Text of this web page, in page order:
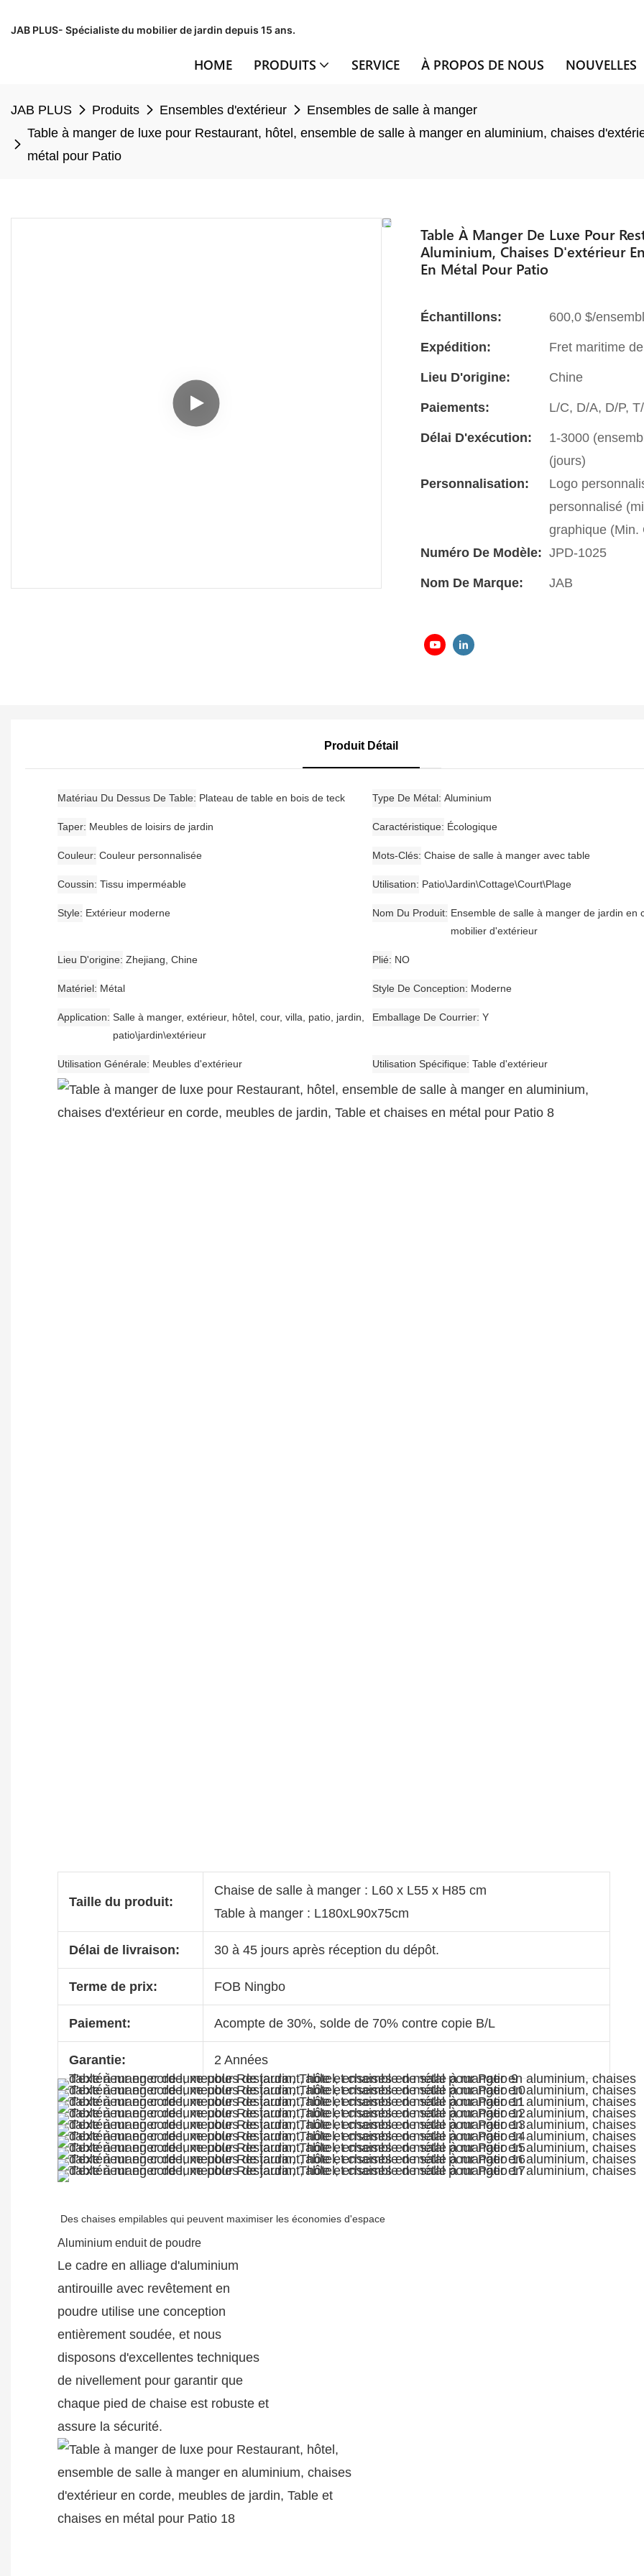
JAB PLUS- Spécialiste du mobilier de jardin depuis 15 ans.
HOME PRODUITS SERVICE À PROPOS DE NOUS NOUVELLES
JAB PLUS Produits Ensembles d'extérieur
Ensembles de salle à manger
Table à manger de luxe pour Restaurant, hôtel, ensemble de salle à manger en aluminium, chaises
métal pour Patio
Table À Manger De Luxe Pour
Aluminium, Chaises D'extérieur
En Métal Pour Patio
Échantillons: 600,0 $/
Expédition: Fret maritime
Lieu D'origine: Chine
Paiements: L/C, D/A, D/P,
Délai D'exécution:
1-3000
(jours)
Personnalisation:
Logo
personnalisé
graphique (Min.
Numéro De Modèle: JPD-1025
Nom De Marque: JAB
Produit Détail
Matériau Du Dessus De Table Plateau de table en bois de teck Type De Métal Aluminium
Taper Meubles de loisirs de jardin Caractéristique Écologique
Couleur Couleur personnalisée Mots-Clés Chaise de salle à manger avec table
Coussin Tissu imperméable Utilisation Patio\Jardin\Cottage\Court\Plage
Style Extérieur moderne Nom Du Produit Ensemble de salle à manger de jardin en
mobilier d'extérieur
Lieu D'origine Zhejiang, Chine Plié NO
Matériel Métal Style De Conception Moderne
Application Salle à manger, extérieur, hôtel, cour, villa, patio, jardin,
patio\jardin\extérieur
Emballage De Courrier Y
Utilisation Générale Meubles d'extérieur Utilisation Spécifique Table d'extérieur
Taille du produit:
Chaise de salle à manger : L60 x L55 x H85 cm
Table à manger : L180xL90x75cm
Délai de livraison: 30 à 45 jours après réception du dépôt.
Terme de prix: FOB Ningbo
Paiement: Acompte de 30%, solde de 70% contre copie B/L
Garantie: 2 Années
Aluminium enduit de poudre
Le cadre en alliage d'aluminium
antirouille avec revêtement en
poudre utilise une conception
entièrement soudée, et nous
disposons d'excellentes techniques
de nivellement pour garantir que
chaque pied de chaise est robuste et
assure la sécurité.